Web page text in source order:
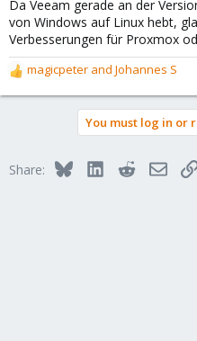
Da Veeam gerade an der
von Windows auf Linux hebt,
Verbesserungen für Proxmox
R
e
o
magicpeter and Johannes S
You must log in or
Share: BlueskyLinkedInRedditEmail